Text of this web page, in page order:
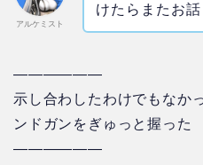
アルケミスト
けたらまたお
——————
示し合わしたわけでもなか
ンドガンをぎゅっと握った
——————